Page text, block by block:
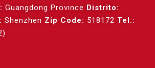
Guangdong Province Distrito:
Shenzhen Zip Code: 518172 Tel.: